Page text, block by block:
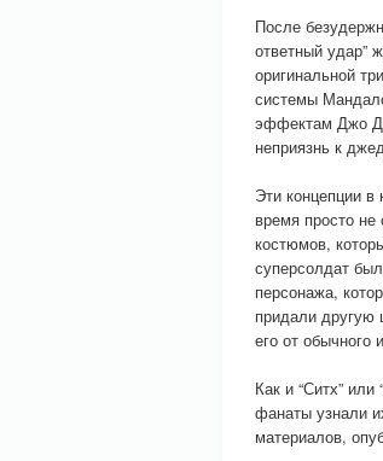
После
ответный удар”
оригинальной
системы
эффектам Джо
неприязнь к
Эти концепции
время просто
костюмов,
суперсолдат
персонажа,
придали другую
его от обычного
Как и “Ситх”
фанаты узнали
материалов,